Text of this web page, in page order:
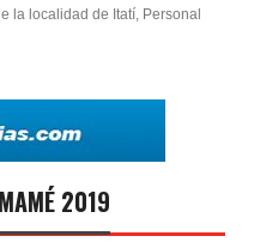
la localidad de Itatí, Personal
2019